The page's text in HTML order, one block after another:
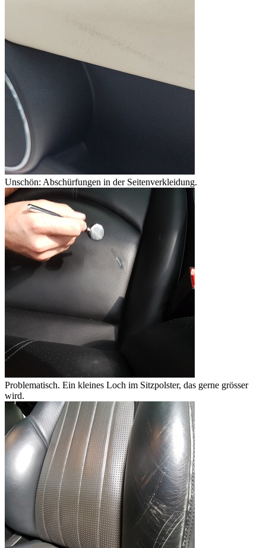
Unschön: Abschürfungen in der Seitenverkleidung.
Problematisch. Ein kleines Loch im Sitzpolster, das gerne grösser
wird.